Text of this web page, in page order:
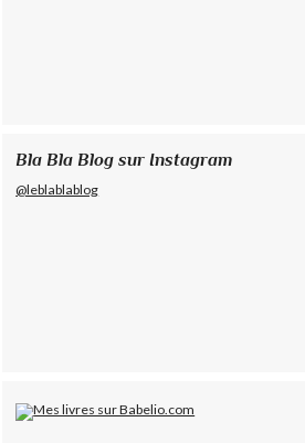
Bla Bla Blog sur Instagram
@leblablablog